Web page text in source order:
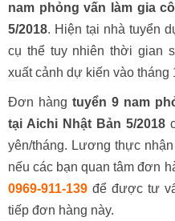
nam phỏng vấn làm gia
5/2018. Hiện tại nhà tuyển
cụ thể tuy nhiên thời gian
xuất cảnh dự kiến vào tháng
Đơn hàng tuyển 9 nam
tại Aichi Nhật Bản 5/2018
yên/tháng. Lương thực
nếu các bạn quan tâm đơn
0969-911-139 để được tư
tiếp đơn hàng này.